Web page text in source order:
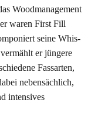
Wood­ma­nage­ment
waren First Fill
sei­ne Whis­
er jün­ge­re
Fass­ar­ten,
neben­säch­lich,
inten­si­ves